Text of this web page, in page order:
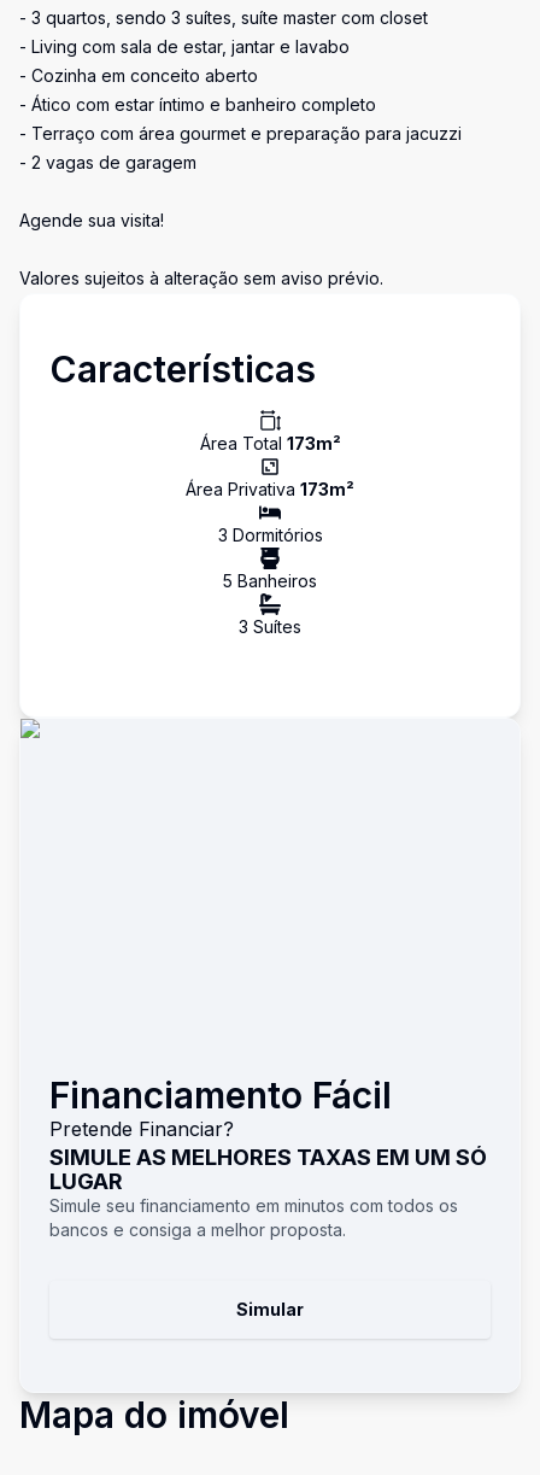
- 3 quartos, sendo 3 suítes, suíte master com closet
- Living com sala de estar, jantar e lavabo
- Cozinha em conceito aberto
- Ático com estar íntimo e banheiro completo
- Terraço com área gourmet e preparação para jacuzzi
- 2 vagas de garagem
Agende sua visita!
Valores sujeitos à alteração sem aviso prévio.
Características
Área Total 173m²
Área Privativa 173m²
3 Dormitórios
5 Banheiros
3 Suítes
Financiamento Fácil
Pretende Financiar?
SIMULE AS MELHORES TAXAS EM UM SÓ
LUGAR
Simule seu financiamento em minutos com todos os
bancos e consiga a melhor proposta.
Simular
Mapa do imóvel